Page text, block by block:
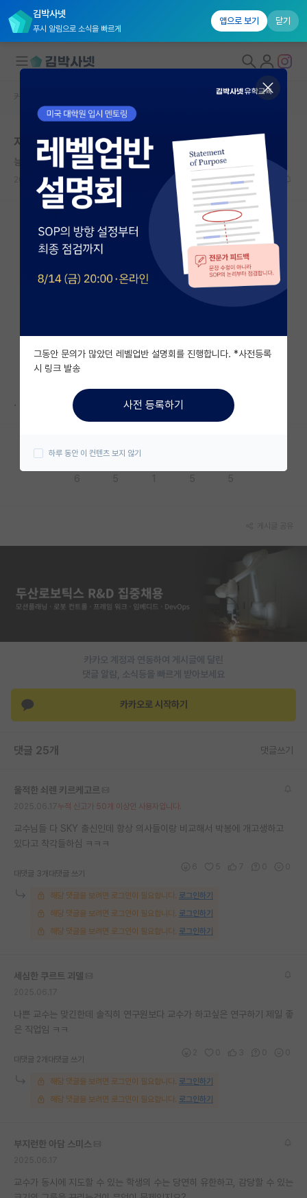
김박사넷
푸시 알림으로 소식을 빠르게
앱으로 보기 닫기
대학원생 모집
국내대학원 정보
연구실&오픈랩
커뮤니티
커뮤니티 홈
전체글보기
베스트 게시판
자유 게시판(아무개랩)
미국 유학 게시판
미국 대학원 합격 후기 게시판
대학원생 모집 게시판
연구실(PI) 홍보 게시판
임용 후기 게시판
인문사회 계열 게시판
특수/전문대학원 게시판
반도체/AI 게시판
장학금/장학생 게시판
홍보 게시판
커리어
반도체 아카데미
재팬라운지 🌸
커뮤니티 홈
지도가 귀찮으면 왜 교수직에 있는거지
능글맞은 그레이스 호퍼
2025.06.17 25 9232
.
카카오 계정과 연동하여 게시글에 달린
댓글 알람, 소식등을 빠르게 받아보세요
카카오로 시작하기
댓글 25개 댓글쓰기
울적한 쇠렌 키르케고르
누적 신고가 50개 이상인 사용자입니다.
교수님들 다 SKY 출신인데 항상 의사들이랑 비교해서 박봉에 개고생하고
있다고 착각들하심 ㅋㅋㅋ
대댓글 3개 대댓글 쓰기
해당 댓글을 보려면 로그인이 필요합니다. 로그인하기
해당 댓글을 보려면 로그인이 필요합니다. 로그인하기
해당 댓글을 보려면 로그인이 필요합니다. 로그인하기
세심한 쿠르트 괴델
나쁜 교수는 맞긴한데 솔직히 연구원보다 교수가 하고싶은 연구하기 제일 좋
은 직업임 ㅋㅋ
대댓글 2개 대댓글 쓰기
해당 댓글을 보려면 로그인이 필요합니다. 로그인하기
해당 댓글을 보려면 로그인이 필요합니다. 로그인하기
부지런한 아담 스미스
교수가 동시에 지도할 수 있는 학생의 수는 당연히 유한하고, 감당할 수 있는
그동안 문의가 많았던 레벨업반 설명회를 진행합니다. *사전등록
시 링크 발송
사전 등록하기
하루 동안 이 컨텐츠 보지 않기